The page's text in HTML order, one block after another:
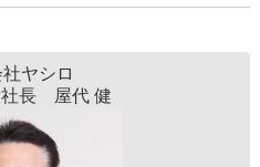
ヤシロ
社長 屋代 健